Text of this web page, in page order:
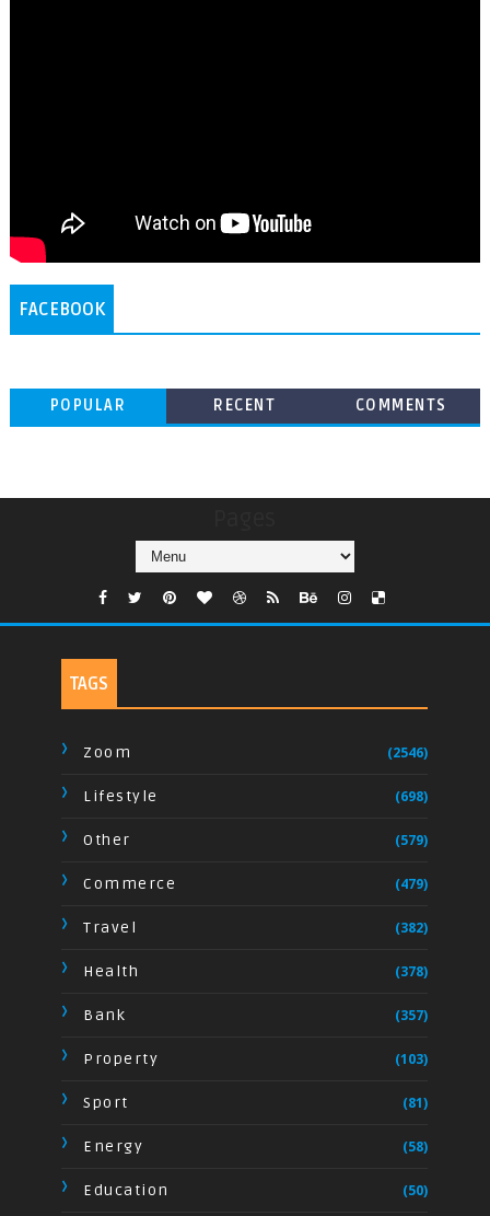
FACEBOOK
POPULAR RECENT COMMENTS
TAGS
Zoom (2546)
Lifestyle (698)
Other (579)
Commerce (479)
Travel (382)
Health (378)
Bank (357)
Property (103)
Sport (81)
Energy (58)
Education (50)